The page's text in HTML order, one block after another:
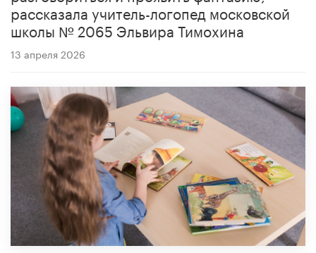
рассказала учитель-логопед московской
школы № 2065 Эльвира Тимохина
13 апреля 2026